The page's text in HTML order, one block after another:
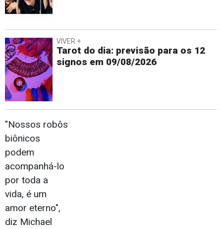
VIVER +
Tarot do dia: previsão para os 12
signos em 09/08/2026
"Nossos robôs
biônicos
podem
acompanhá-lo
por toda a
vida, é um
amor eterno",
diz Michael